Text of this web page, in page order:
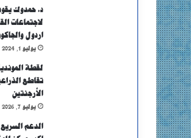
د. حمدوك
لاجتماعات
اردول
يوليو 1, 2024
لقطة
تقاطع
الأرجنتين
يوليو 7, 2026
الدعم